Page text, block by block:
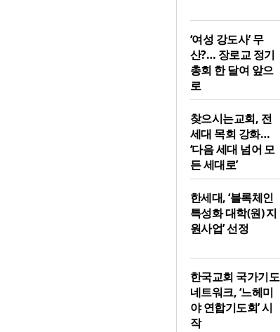
‘여성 강도사’ 무
산?… 장로교 정기
총회 한 달여 앞으
로
찾으시는교회, 전
세대 목회 강화…
‘다음 세대 넘어 모
든 세대로’
한세대, ‘블록체인
특성화 대학(원) 지
원사업’ 선정
한국교회 국가기도
네트워크, ‘느헤미
야 연합기도회’ 시
작